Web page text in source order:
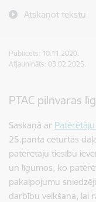
Atskaņot tekstu
Publicēts: 10.11.2020.
Atjaunināts: 03.02.2025.
PTAC pilnvaras
Saskaņā ar
25.panta ceturtās
patērētāju tiesību
un līgumos, ko
pakalpojumu
darbību veikšana, lai